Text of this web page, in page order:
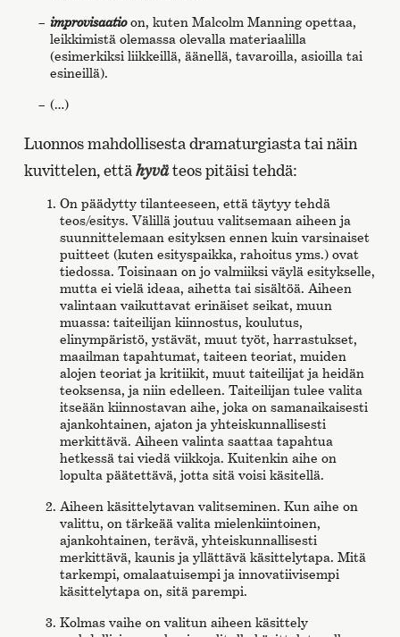
improvisaatioon, kuten Malcolm Manning opettaa,
leikkimistä olemassa olevalla materiaalilla
(esimerkiksi liikkeillä, äänellä, tavaroilla, asioilla tai
esineillä).
(…)
Luonnos mahdollisesta dramaturgiasta tai näin
kuvittelen, ettähyväteos pitäisi tehdä:
On päädytty tilanteeseen, että täytyy tehdä
teos/esitys. Välillä joutuu valitsemaan aiheen ja
suunnittelemaan esityksen ennen kuin varsinaiset
puitteet (kuten esityspaikka, rahoitus yms.) ovat
tiedossa. Toisinaan on jo valmiiksi väylä esitykselle,
mutta ei vielä ideaa, aihetta tai sisältöä. Aiheen
valintaan vaikuttavat erinäiset seikat, muun
muassa: taiteilijan kiinnostus, koulutus,
elinympäristö, ystävät, muut työt, harrastukset,
maailman tapahtumat, taiteen teoriat, muiden
alojen teoriat ja kritiikit, muut taiteilijat ja heidän
teoksensa, ja niin edelleen. Taiteilijan tulee valita
itseään kiinnostavan aihe, joka on samanaikaisesti
ajankohtainen, ajaton ja yhteiskunnallisesti
merkittävä. Aiheen valinta saattaa tapahtua
hetkessä tai viedä viikkoja. Kuitenkin aihe on
lopulta päätettävä, jotta sitä voisi käsitellä.
Aiheen käsittelytavan valitseminen. Kun aihe on
valittu, on tärkeää valita mielenkiintoinen,
ajankohtainen, terävä, yhteiskunnallisesti
merkittävä, kaunis ja yllättävä käsittelytapa. Mitä
tarkempi, omalaatuisempi ja innovatiivisempi
käsittelytapa on, sitä parempi.
Kolmas vaihe on valitun aiheen käsittely